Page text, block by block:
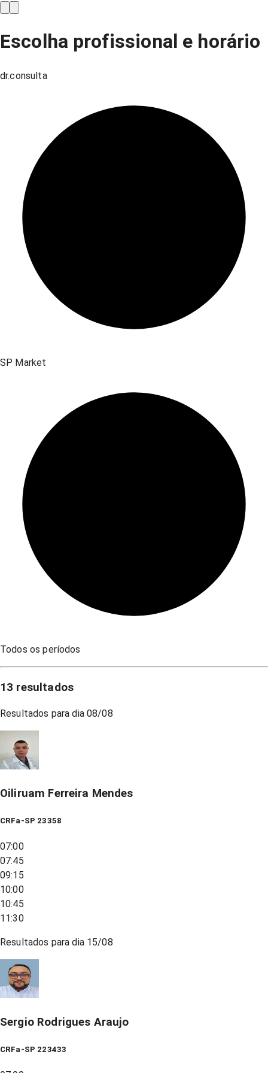
Escolha profissional e horário
dr.consulta
SP Market
Todos os períodos
13 resultados
Resultados para dia08/08
Oiliruam Ferreira Mendes
CRFa-SP 23358
07:00
07:45
09:15
10:00
10:45
11:30
Resultados para dia 15/08
Sergio Rodrigues Araujo
CRFa-SP 223433